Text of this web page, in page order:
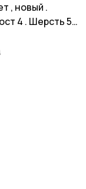
, новый .
4 . Шерсть 50